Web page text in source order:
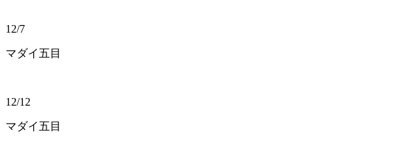
12/7
マダイ五目
12/12
マダイ五目